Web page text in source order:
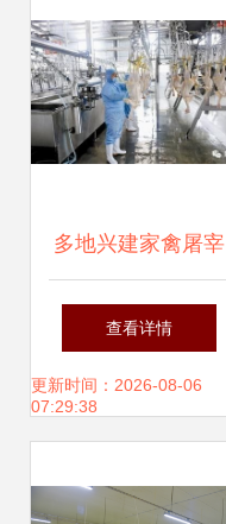
多地兴建家禽屠宰
场，活禽屠宰上
市"步步逼近"？家
查看详情
更新时间：2026-08-06
07:29:38